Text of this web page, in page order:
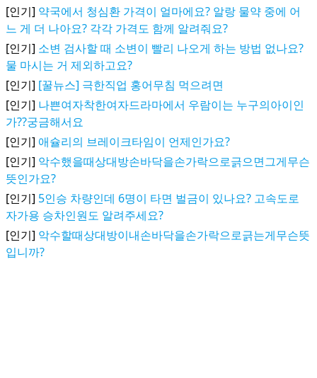
[인기] 약국에서 청심환 가격이 얼마에요? 알랑 물약 중에 어
느 게 더 나아요? 각각 가격도 함께 알려줘요?
[인기] 소변 검사할 때 소변이 빨리 나오게 하는 방법 없나요?
물 마시는 거 제외하고요?
[인기] [꿀뉴스] 극한직업 홍어무침 먹으려면
[인기] 나쁜여자착한여자드라마에서 우람이는 누구의아이인
가??궁금해서요
[인기] 애슐리의 브레이크타임이 언제인가요?
[인기] 악수했을때상대방손바닥을손가락으로긁으면그게무슨
뜻인가요?
[인기] 5인승 차량인데 6명이 타면 벌금이 있나요? 고속도로
자가용 승차인원도 알려주세요?
[인기] 악수할때상대방이내손바닥을손가락으로긁는게무슨뜻
입니까?